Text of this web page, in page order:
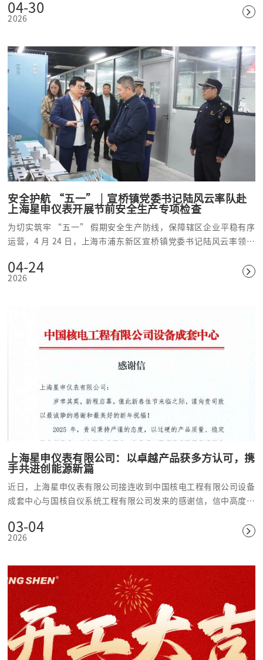
04-30
2026
安全护航 “五一”｜宣桥镇党委书记陆风云率队赴
上海星申仪表开展节前安全生产专项检查
为切实筑牢 “五一” 假期安全生产防线，保障辖区企业平稳有序
运营，4 月 24 日，上海市浦东新区宣桥镇党委书记陆风云率领安
星申仪表有限公司开展节前安全生产专项检查指导。星申仪表董事
长陈耀及核心管理团队全程陪同，全面配合检查工作。
04-24
2026
上海星申仪表有限公司：以卓越产品获多方认可，携
手共进创能源新篇
近日，上海星申仪表有限公司接连收到中国核电工程有限公司设备
成套中心与国核自仪系统工程有限公司发来的感谢信，信中高度赞
仪表生产领域的强大实力与专业水准。
03-04
2026